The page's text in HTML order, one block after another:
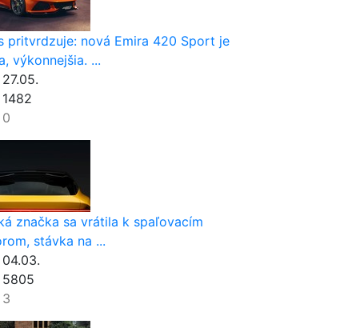
pritvrdzuje: nová Emira 420 Sport je
výkonnejšia. ...
27.05.
1482
0
značka sa vrátila k spaľovacím
stávka na ...
04.03.
5805
3